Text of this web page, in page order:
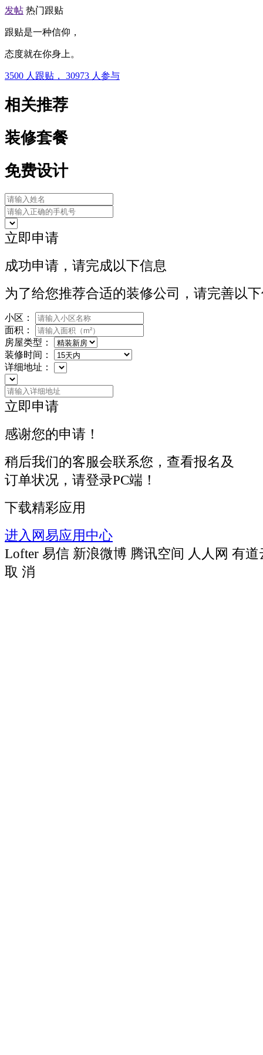
发帖 热门跟贴
跟贴是一种信仰，
态度就在你身上。
3500 人跟贴， 30973 人参与
相关推荐
装修套餐
免费设计
立即申请
成功申请，请完成以下信息
为了给您推荐合适的装修公司，请完善以
小区：
面积：
房屋类型：
装修时间：
详细地址：
立即申请
感谢您的申请！
稍后我们的客服会联系您，查看报名及
订单状况，请登录PC端！
下载精彩应用
进入网易应用中心
Lofter 易信 新浪微博 腾讯空间 人人网 有道
取 消